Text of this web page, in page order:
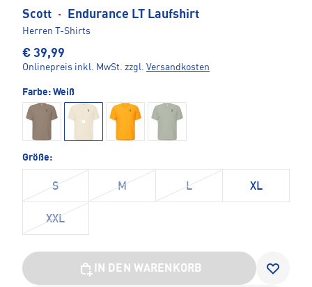
Scott · Endurance LT Laufshirt
Herren T-Shirts
€ 39,99
Onlinepreis inkl. MwSt. zzgl. Versandkosten
Farbe: Weiß
Größe:
S M L XL
XXL
IN DEN WARENKORB